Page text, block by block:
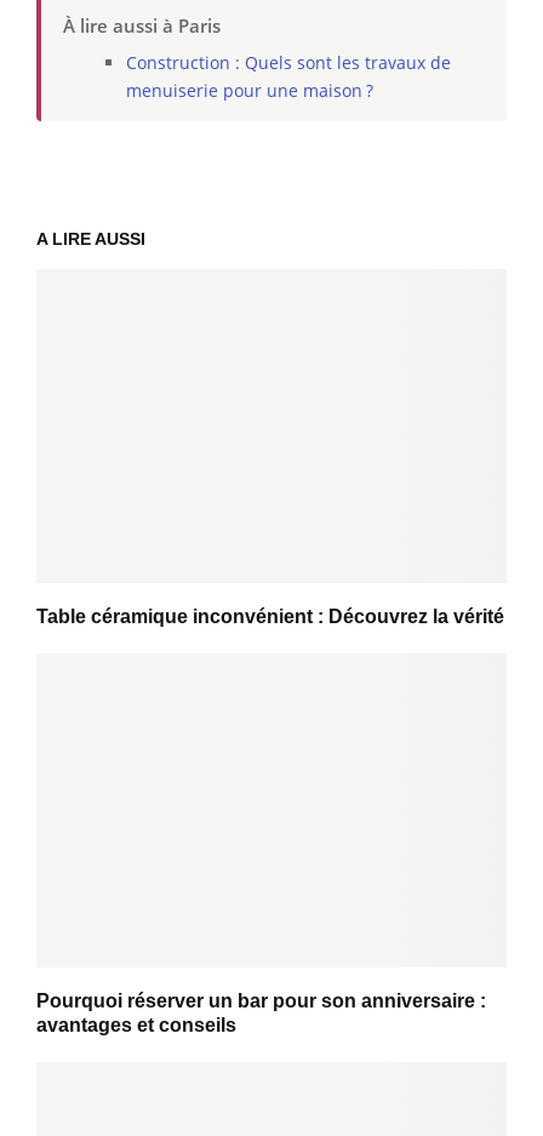
À lire aussi à Paris
Construction : Quels sont les travaux de
menuiserie pour une maison ?
A LIRE AUSSI
Table céramique inconvénient : Découvrez la vérité
Pourquoi réserver un bar pour son anniversaire :
avantages et conseils